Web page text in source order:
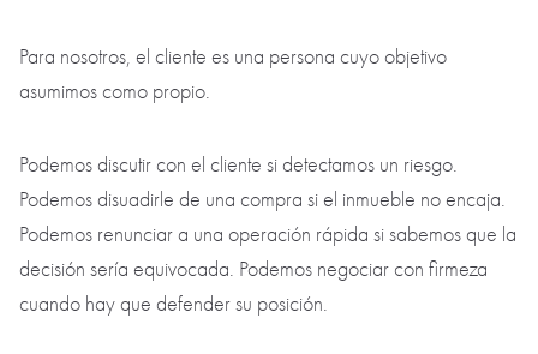
El cliente forma parte de nosotros
Hay agencias en las que el cliente es una consulta. Hay
sistemas en los que el cliente es un lead. Hay equipos en los
que el cliente es un proyecto.
En nuestro caso es distinto.